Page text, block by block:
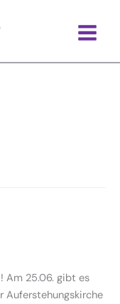
Am 25.06. gibt es
Auferstehungskirche